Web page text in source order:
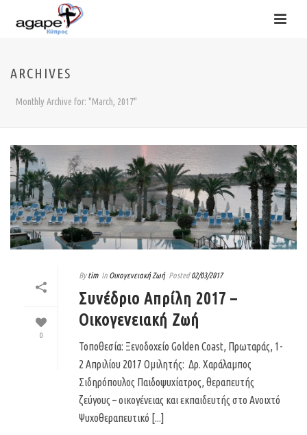
ARCHIVES
Monthly Archive for: "March, 2017"
0
By tim In Οικογενειακή Ζωή Posted 02/03/2017
Συνέδριο Απρίλη 2017 –
Οικογενειακή Ζωή
Τοποθεσία: Ξενοδοχείο Golden Coast, Πρωταράς, 1-
2 Απριλίου 2017 Ομιλητής: Δρ. Χαράλαμπος
Σιδηρόπουλος Παιδοψυχίατρος, θεραπευτής
ζεύγους – οικογένειας και εκπαιδευτής στο Ανοιχτό
Ψυχοθεραπευτικό [...]